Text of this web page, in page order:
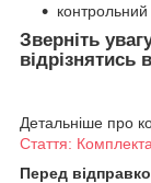
контрольний
Зверніть
відрізнятись
Детальніше про
Стаття:
Перед